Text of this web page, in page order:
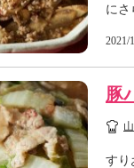
にさ
2021/
豚
すり